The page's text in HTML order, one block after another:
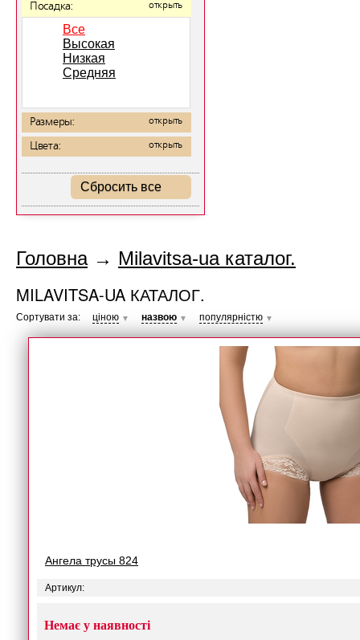
Посадка: открыть
Все
Высокая
Низкая
Средняя
Размеры: открыть
Цвета: открыть
Сбросить все
Головна→ Milavitsa-ua каталог.
MILAVITSA-UA КАТАЛОГ.
Сортувати за: ціною ▼ назвою ▼ популярністю ▼
Ангела трусы 824
Артикул:
Немає у наявності